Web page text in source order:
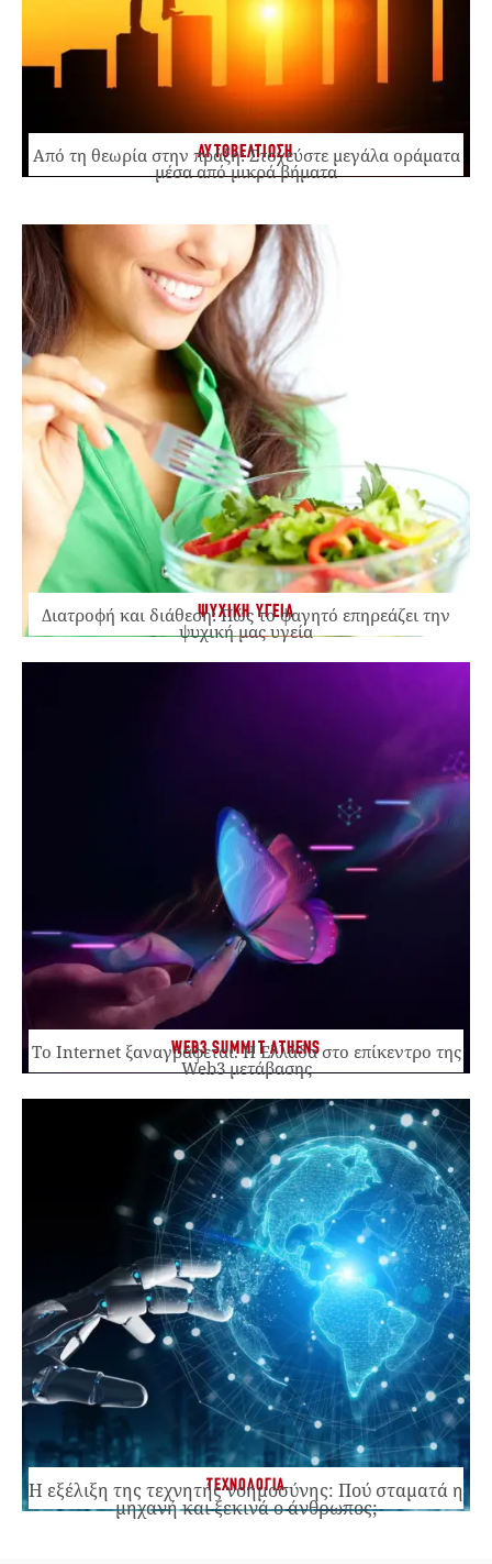
ΑΥΤΟΒΕΛΤΙΩΣΗ
Από τη θεωρία στην πράξη: Στοχεύστε μεγάλα οράματα
μέσα από μικρά βήματα
ΨΥΧΙΚΗ ΥΓΕΙΑ
Διατροφή και διάθεση: Πώς το φαγητό επηρεάζει την
ψυχική μας υγεία
WEB3 SUMMIT ATHENS
Το Internet ξαναγράφεται. Η Ελλάδα στο επίκεντρο της
Web3 μετάβασης
ΤΕΧΝΟΛΟΓΙΑ
Η εξέλιξη της τεχνητής νοημοσύνης: Πού σταματά η
μηχανή και ξεκινά ο άνθρωπος;